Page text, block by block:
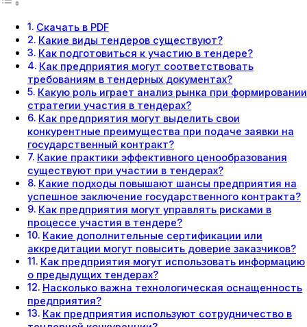
Скачать в PDF
Какие виды тендеров существуют?
Как подготовиться к участию в тендере?
Как предприятия могут соответствовать
требованиям в тендерных документах?
Какую роль играет анализ рынка при формировании
стратегии участия в тендерах?
Как предприятия могут выделить свои
конкурентные преимущества при подаче заявки на
государственный контракт?
Какие практики эффективного ценообразования
существуют при участии в тендерах?
Какие подходы повышают шансы предприятия на
успешное заключение государственного контракта?
Как предприятия могут управлять рисками в
процессе участия в тендере?
Какие дополнительные сертификации или
аккредитации могут повысить доверие заказчиков?
Как предприятия могут использовать информацию
о предыдущих тендерах?
Насколько важна технологическая оснащенность
предприятия?
Как предприятия используют сотрудничество в